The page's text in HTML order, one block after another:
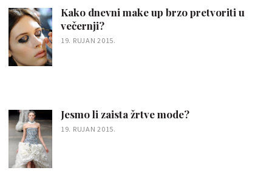
Kako dnevni make up brzo pretvoriti u
večernji?
19. RUJAN 2015.
Jesmo li zaista žrtve mode?
19. RUJAN 2015.